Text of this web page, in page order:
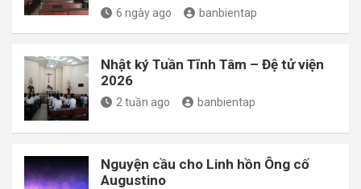
6 ngày ago banbientap
Nhật ký Tuần Tĩnh Tâm – Đệ tử viện
2026
2 tuần ago banbientap
Nguyện cầu cho Linh hồn Ông cố
Augustino